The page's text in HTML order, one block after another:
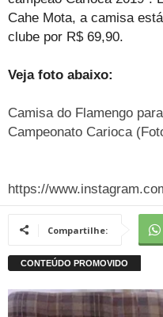
Cahe Mota, a camisa
clube por R$ 69,90.
Veja foto abaixo:
Camisa do Flamengo
Campeonato Carioca
https://
Compartilhe: